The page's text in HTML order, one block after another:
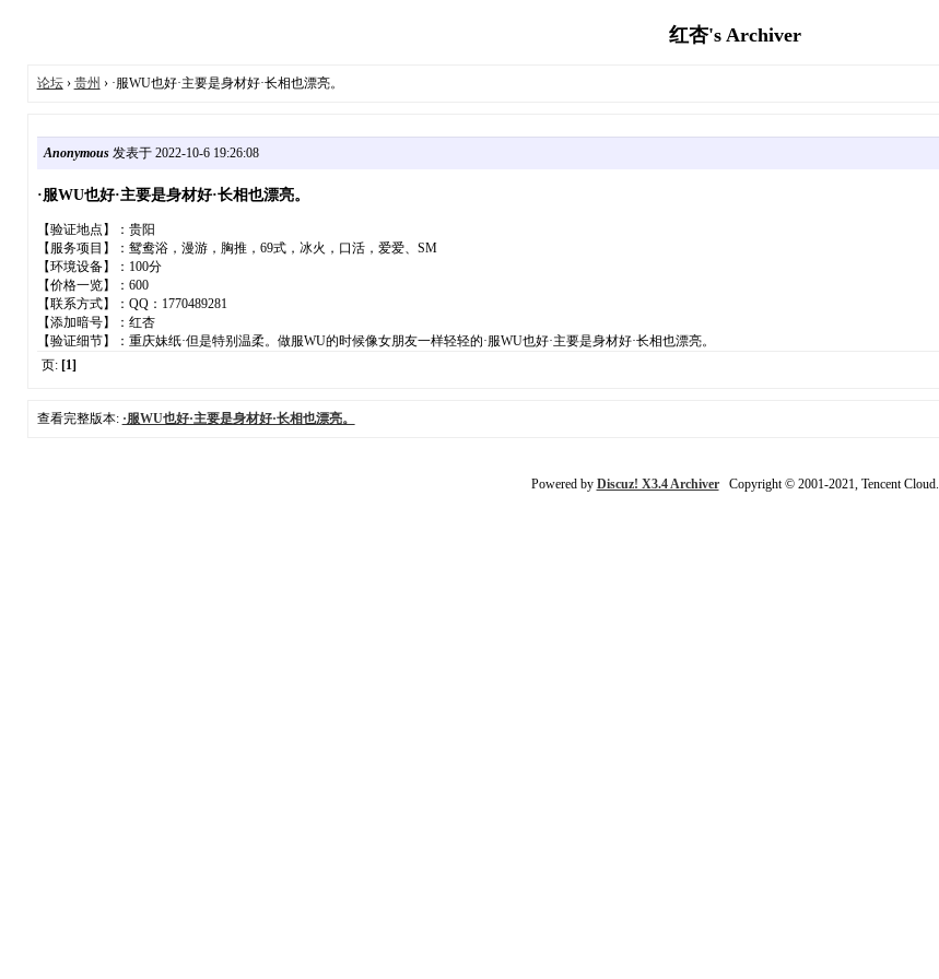
红杏's Archiver
论坛› 贵州 › ·服WU也好·主要是身材好·长相也漂亮。
Anonymous发表于 2022-10-6 19:26:08
·服WU也好·主要是身材好·长相也漂亮。
【验证地点】：贵阳
【服务项目】：鸳鸯浴，漫游，胸推，69式，冰火，口活，爱爱、SM
【环境设备】：100分
【价格一览】：600
【联系方式】：QQ：1770489281
【添加暗号】：红杏
【验证细节】：重庆妹纸·但是特别温柔。做服WU的时候像女朋友一样轻轻的·服WU也好·主要是身材好·长相也漂亮。
页: [1]
查看完整版本: ·服WU也好·主要是身材好·长相也漂亮。
Powered by Discuz! X3.4 ArchiverCopyright © 2001-2021, Tencent Cloud.